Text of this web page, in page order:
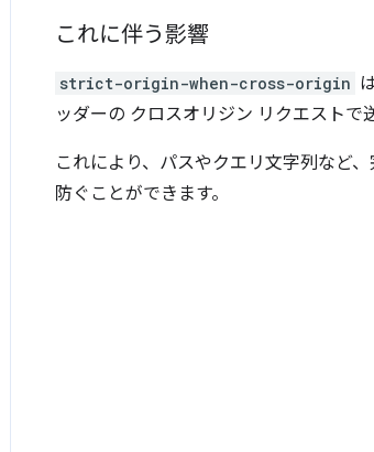
これに伴う影響
strict-origin-when-cross-origin
ッダーの クロスオリジン リクエストで
これにより、パスやクエリ文字列など
防ぐことができます。